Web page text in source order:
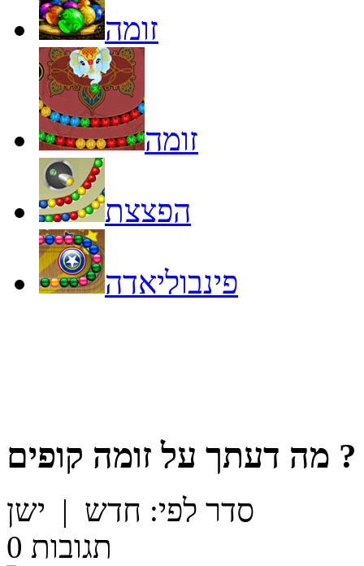
זומה
זומה
הפצצת
פינבוליאדה
מה דעתך על זומה קופים ?
סדר לפי: חדש | ישן
0 תגובות